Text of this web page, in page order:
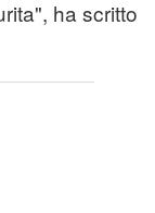
ha scritto